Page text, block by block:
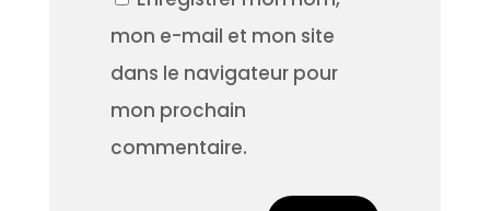
mon e-mail et mon site
dans le navigateur pour
mon prochain
commentaire.